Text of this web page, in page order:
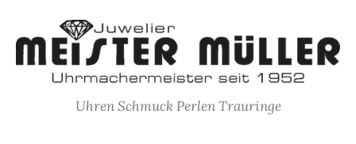
Inhalt
Uhren Schmuck Perlen Trauringe